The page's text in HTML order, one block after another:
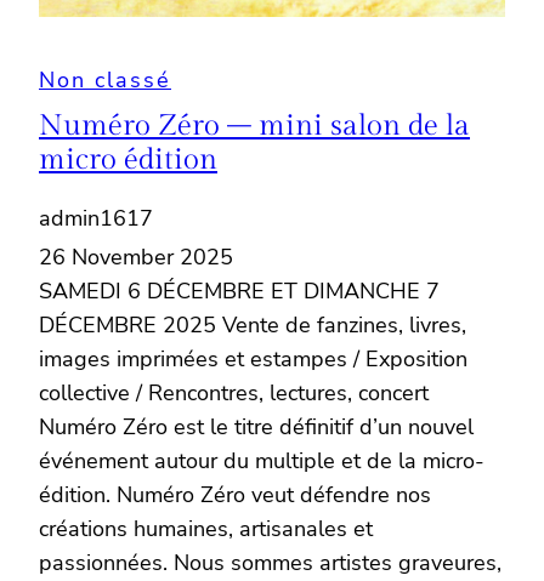
Non classé
Numéro Zéro – mini salon de la
micro édition
admin1617
26 November 2025
SAMEDI 6 DÉCEMBRE ET DIMANCHE 7
DÉCEMBRE 2025 Vente de fanzines, livres,
images imprimées et estampes / Exposition
collective / Rencontres, lectures, concert
Numéro Zéro est le titre définitif d’un nouvel
événement autour du multiple et de la micro-
édition. Numéro Zéro veut défendre nos
créations humaines, artisanales et
passionnées. Nous sommes artistes graveures,